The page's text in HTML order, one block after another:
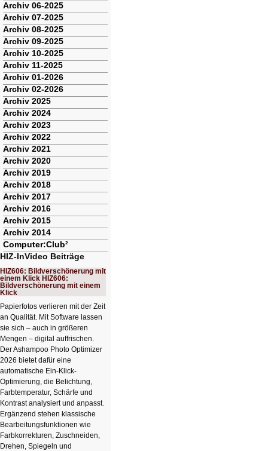
Archiv 06-2025
Archiv 07-2025
Archiv 08-2025
Archiv 09-2025
Archiv 10-2025
Archiv 11-2025
Archiv 01-2026
Archiv 02-2026
Archiv 2025
Archiv 2024
Archiv 2023
Archiv 2022
Archiv 2021
Archiv 2020
Archiv 2019
Archiv 2018
Archiv 2017
Archiv 2016
Archiv 2015
Archiv 2014
Computer:Club²
HIZ-InVideo Beiträge
HIZ606: Bildverschönerung mit
einem Klick HIZ606:
Bildverschönerung mit einem
Klick
Papierfotos verlieren mit der Zeit
an Qualität. Mit Software lassen
sie sich – auch in größeren
Mengen – digital auffrischen.
Der Ashampoo Photo Optimizer
2026 bietet dafür eine
automatische Ein-Klick-
Optimierung, die Belichtung,
Farbtemperatur, Schärfe und
Kontrast analysiert und anpasst.
Ergänzend stehen klassische
Bearbeitungsfunktionen wie
Farbkorrekturen, Zuschneiden,
Drehen, Spiegeln und